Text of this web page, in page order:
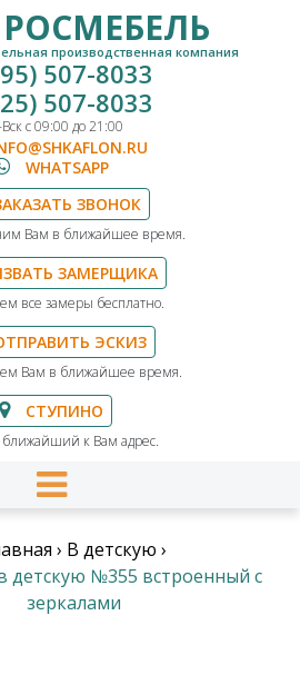
РОСМЕБЕЛЬ
производственная компания
507-8033
507-8033
с 09:00 до 21:00
WHATSAPP
ЗВОНОК
Вам в ближайшее время.
ЗАМЕРЩИКА
все замеры бесплатно.
ЭСКИЗ
Вам в ближайшее время.
СТУПИНО
к Вам адрес.
› В детскую ›
детскую №355 встроенный с
зеркалами